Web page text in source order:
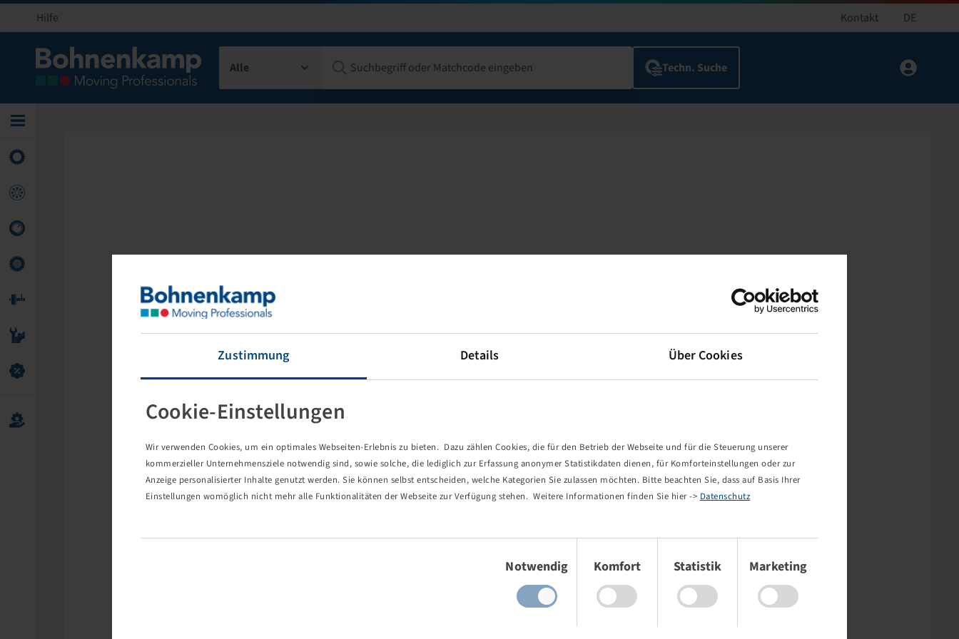
Zustimmung Details Über Cookies
Cookie-Einstellungen
Wir verwenden Cookies, um ein optimales Webseiten-Erlebnis zu bieten. Dazu zählen Cookies, die für den Betrieb der Webseite und für die Steuerung unserer
kommerzieller Unternehmensziele notwendig sind, sowie solche, die lediglich zur Erfassung anonymer Statistikdaten dienen, für Komforteinstellungen oder zur
Anzeige personalisierter Inhalte genutzt werden. Sie können selbst entscheiden, welche Kategorien Sie zulassen möchten. Bitte beachten Sie, dass auf Basis Ihrer
Einstellungen womöglich nicht mehr alle Funktionalitäten der Webseite zur Verfügung stehen. Weitere Informationen finden Sie hier -> Datenschutz
Notwendig
Komfort Statistik Marketing
Hilfe Kontakt DE
Alle
Die von Ihnen aufgerufene Seite existiert nicht!